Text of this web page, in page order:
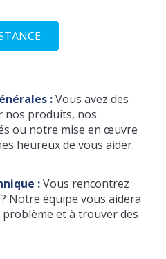
:Vous avez des
nos produits, nos
ou notre mise en œuvre
heureux de vous aider.
:Vous rencontrez
Notre équipe vous aidera
et à trouver des